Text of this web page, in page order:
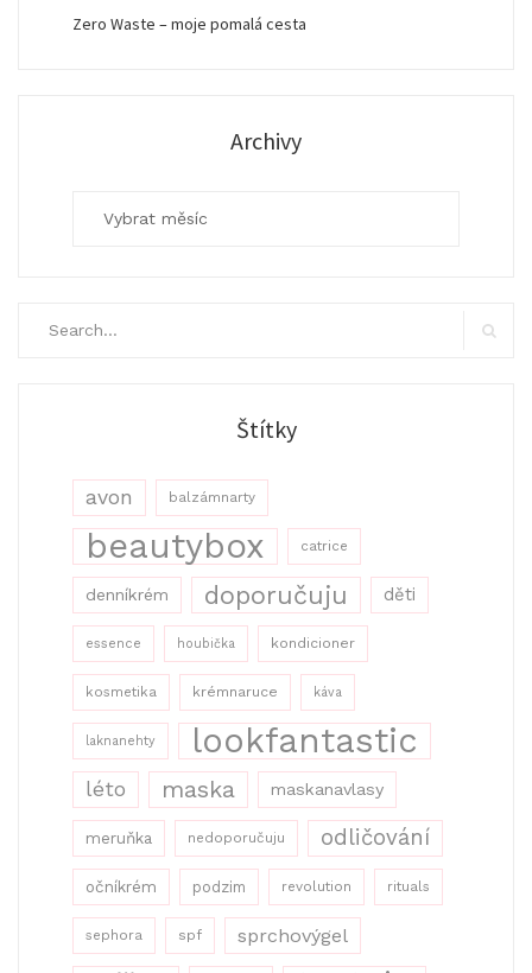
Zero Waste – moje pomalá cesta
Archivy
Štítky
avon balzámnarty
beautybox catrice
denníkrém doporučuju děti
essence houbička kondicioner
kosmetika krémnaruce káva
laknanehty lookfantastic
léto maska maskanavlasy
meruňka nedoporučuju odličování
očníkrém podzim revolution rituals
sephora spf sprchovýgel